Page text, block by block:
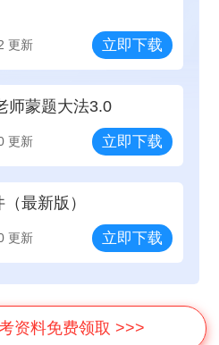
更新 立即下载
师蒙题大法3.0
更新 立即下载
最新版）
更新 立即下载
资料免费领取 >>>